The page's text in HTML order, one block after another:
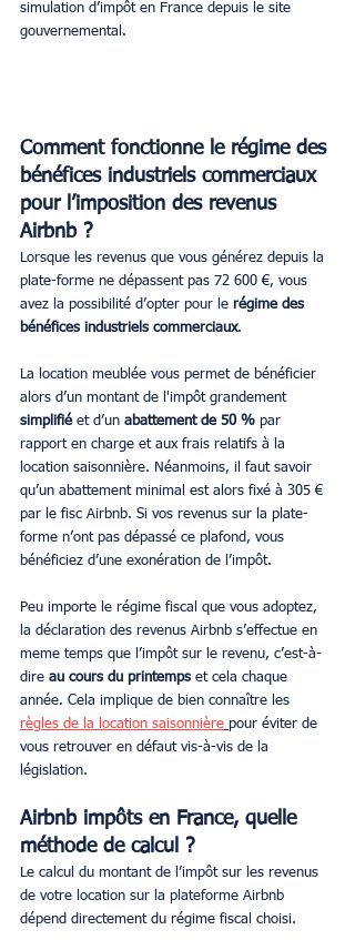
simulation d’impôt en France depuis le site
gouvernemental.
Comment fonctionne le régime des
bénéfices industriels commerciaux
pour l’imposition des revenus
Airbnb ?
Lorsque les revenus que vous générez depuis la
plate-forme ne dépassent pas 72 600 €, vous
avez la possibilité d’opter pour le régime des
bénéfices industriels commerciaux.
La location meublée vous permet de bénéficier
alors d’un montant de l'impôt grandement
simplifié et d’un abattement de 50 % par
rapport en charge et aux frais relatifs à la
location saisonnière. Néanmoins, il faut savoir
qu’un abattement minimal est alors fixé à 305 €
par le fisc Airbnb. Si vos revenus sur la plate-
forme n’ont pas dépassé ce plafond, vous
bénéficiez d’une exonération de l’impôt.
Peu importe le régime fiscal que vous adoptez,
la déclaration des revenus Airbnb s’effectue en
meme temps que l’impôt sur le revenu, c’est-à-
dire au cours du printemps et cela chaque
année. Cela implique de bien connaître les
règles de la location saisonnière pour éviter de
vous retrouver en défaut vis-à-vis de la
législation.
Airbnb impôts en France, quelle
méthode de calcul ?
Le calcul du montant de l’impôt sur les revenus
de votre location sur la plateforme Airbnb
dépend directement du régime fiscal choisi.